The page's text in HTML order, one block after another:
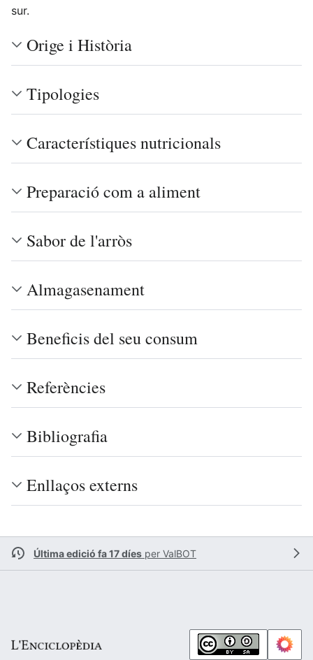
sur.
Orige i Història
Tipologies
Característiques nutricionals
Preparació com a aliment
Sabor de l'arròs
Almagasenament
Beneficis del seu consum
Referències
Bibliografia
Enllaços externs
Última edició fa 17 díes per ValBOT